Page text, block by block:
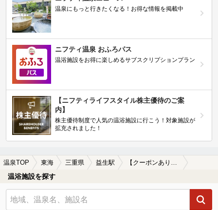
温泉にもっと行きたくなる！お得な情報を掲載中
ニフティ温泉 おふろパス
温浴施設をお得に楽しめるサブスクリプションプラン
【ニフティライフスタイル株主優待のご案
内】
株主優待制度で人気の温浴施設に行こう！対象施設が
拡充されました！
温泉TOP 東海 三重県 益生駅
温浴施設を探す